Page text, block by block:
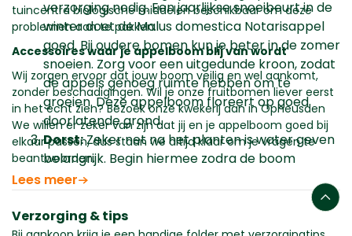
verzorging nodig. Een jaarlijkse snoeibeurt in de
winter doet de Malus domestica Notarisappel
goed. Bij oudere bomen kun je beter in de zomer
snoeien. Zorg voor een uitgedunde kroon, zodat
de appels genoeg ruimte hebben om te
groeien. Deze appelboom floreert op goed
doorlatende grond.
Dorst:Zeker net na het planten is water geven
belangrijk. Begin hiermee zodra de boom
bladeren krijgt. Met 1 tot 2 emmers water per
week maak je hem blij. Bij temperaturen boven
de 25 graden lust hij wel 3-4 emmers per week.
tuincentra biologische middelen beschikbaar om deze
problemen aan te pakken.
Accessoires waar je appelboom blij van wordt
Wij zorgen ervoor dat jouw boom veilig en wel aankomt,
zonder beschadigingen. Wil je onze fruitbomen liever eerst
in het echt zien? Bezoek onze kwekerij dan in Opheusden
We willen er zeker van zijn dat jij en je appelboom goed bij
elkaar passen, dus staan we altijd klaar om je vragen te
beantwoorden.
Lees meer
Verzorging & tips